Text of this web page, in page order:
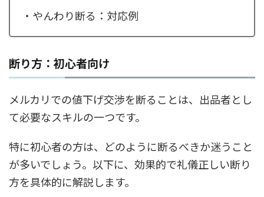
・やんわり断る：対応例
断り方：初心者向け
メルカリでの値下げ交渉を断ることは、出品者とし
て必要なスキルの一つです。
特に初心者の方は、どのように断るべきか迷うこと
が多いでしょう。以下に、効果的で礼儀正しい断り
方を具体的に解説します。